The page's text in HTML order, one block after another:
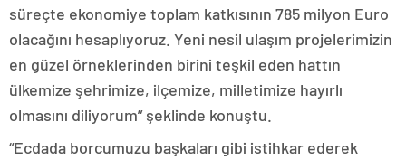
süreçte ekonomiye toplam katkısının 785 milyon Euro
olacağını hesaplıyoruz. Yeni nesil ulaşım projelerimizin
en güzel örneklerinden birini teşkil eden hattın
ülkemize şehrimize, ilçemize, milletimize hayırlı
olmasını diliyorum” şeklinde konuştu.
“Ecdada borcumuzu başkaları gibi istihkar ederek